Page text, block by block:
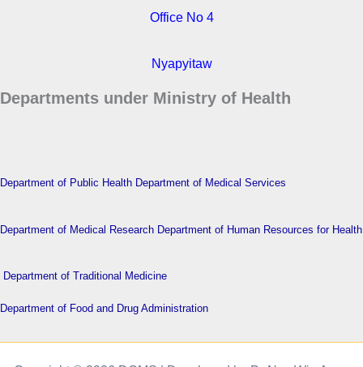
Office No 4
Nyapyitaw
Departments under Ministry of Health
Department of Public Health Department of Medical Services
Department of Medical Research Department of Human Resources for Health
Department of Traditional Medicine
Department of Food and Drug Administration